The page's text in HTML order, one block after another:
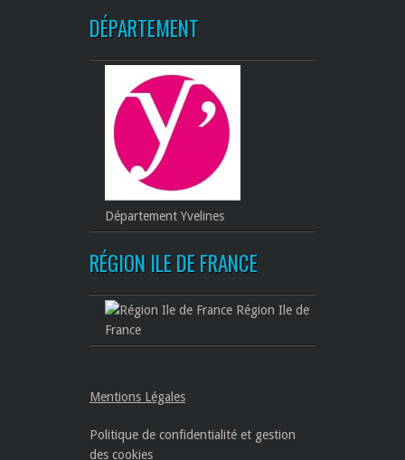
DÉPARTEMENT
Département Yvelines
RÉGION ILE DE FRANCE
Région Ile de
France
Mentions Légales
Politique de confidentialité et gestion
des cookies